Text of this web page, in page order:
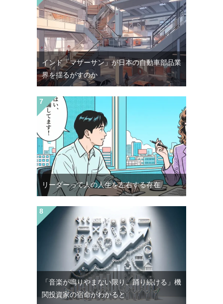
インド「マザーサン」が日本の自動車部品業
界を揺るがすのか
リーダーって人の人生を左右する存在
「音楽が鳴りやまない限り、踊り続ける」機
関投資家の宿命がわかると